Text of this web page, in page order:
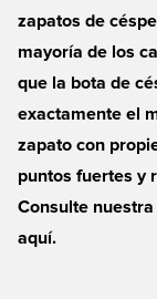
zapatos de
mayoría de los
que la bota de
exactamente el
zapato con
puntos fuertes y
Consulte nuestra
aquí.